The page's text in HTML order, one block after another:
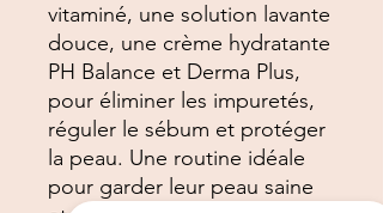
vitaminé, une solution lavante
douce, une crème hydratante
PH Balance et Derma Plus,
pour éliminer les impuretés,
réguler le sébum et protéger
la peau. Une routine idéale
pour garder leur peau saine